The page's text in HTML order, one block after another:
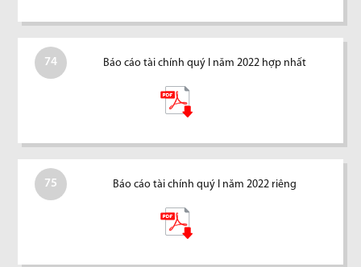
74 Báo cáo tài chính quý I năm 2022 hợp nhất
75 Báo cáo tài chính quý I năm 2022 riêng